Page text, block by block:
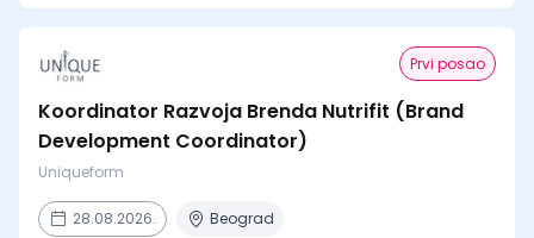
Prvi posao
Koordinator Razvoja Brenda Nutrifit (Brand
Development Coordinator)
Uniqueform
28.08.2026. Beograd